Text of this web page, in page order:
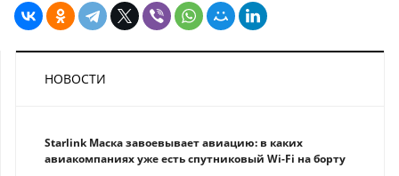
НОВОСТИ
Starlink Маска завоевывает авиацию: в каких
авиакомпаниях уже есть спутниковый Wi-Fi на борту